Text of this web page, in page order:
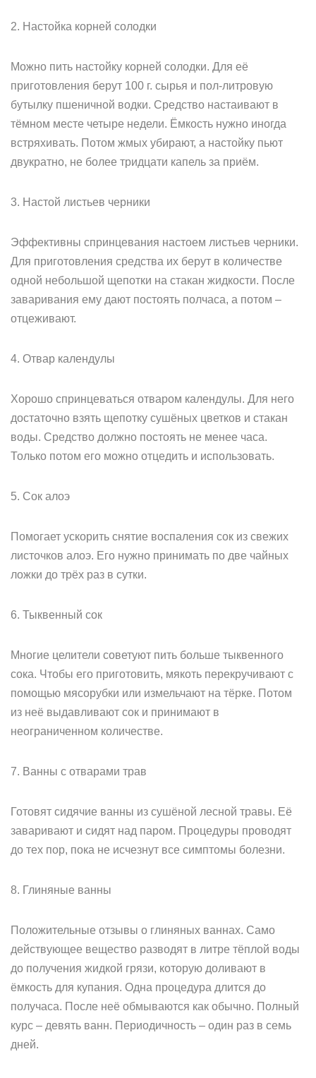
2. Настойка корней солодки
Можно пить настойку корней солодки. Для её
приготовления берут 100 г. сырья и пол-литровую
бутылку пшеничной водки. Средство настаивают в
тёмном месте четыре недели. Ёмкость нужно иногда
встряхивать. Потом жмых убирают, а настойку пьют
двукратно, не более тридцати капель за приём.
3. Настой листьев черники
Эффективны спринцевания настоем листьев черники.
Для приготовления средства их берут в количестве
одной небольшой щепотки на стакан жидкости. После
заваривания ему дают постоять полчаса, а потом –
отцеживают.
4. Отвар календулы
Хорошо спринцеваться отваром календулы. Для него
достаточно взять щепотку сушёных цветков и стакан
воды. Средство должно постоять не менее часа.
Только потом его можно отцедить и использовать.
5. Сок алоэ
Помогает ускорить снятие воспаления сок из свежих
листочков алоэ. Его нужно принимать по две чайных
ложки до трёх раз в сутки.
6. Тыквенный сок
Многие целители советуют пить больше тыквенного
сока. Чтобы его приготовить, мякоть перекручивают с
помощью мясорубки или измельчают на тёрке. Потом
из неё выдавливают сок и принимают в
неограниченном количестве.
7. Ванны с отварами трав
Готовят сидячие ванны из сушёной лесной травы. Её
заваривают и сидят над паром. Процедуры проводят
до тех пор, пока не исчезнут все симптомы болезни.
8. Глиняные ванны
Положительные отзывы о глиняных ваннах. Само
действующее вещество разводят в литре тёплой воды
до получения жидкой грязи, которую доливают в
ёмкость для купания. Одна процедура длится до
получаса. После неё обмываются как обычно. Полный
курс – девять ванн. Периодичность – один раз в семь
дней.